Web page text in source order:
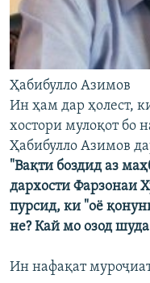
Ҳабибулло Азимов
Ин ҳам дар ҳолест,
хостори мулоқот бо
Ҳабибулло Азимов
"Вақти боздид аз
дархости Фарзонаи
пурсид, ки "оё
не? Кай мо озод
Ин нафақат